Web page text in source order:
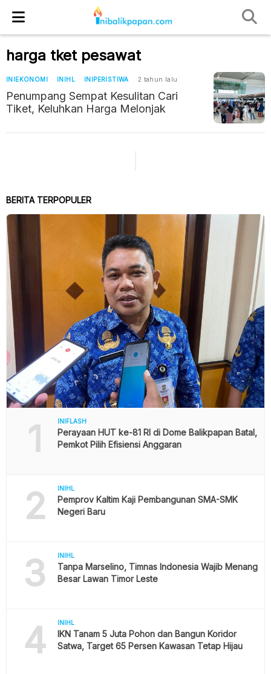
harga tket pesawat
INIEKONOMI INIHL INIPERISTIWA 2 tahun lalu
Penumpang Sempat Kesulitan Cari
Tiket, Keluhkan Harga Melonjak
BERITA TERPOPULER
1 INIFLASH
Perayaan HUT ke-81 RI di Dome Balikpapan Batal,
Pemkot Pilih Efisiensi Anggaran
2 INIHL
Pemprov Kaltim Kaji Pembangunan SMA-SMK
Negeri Baru
3 INIHL
Tanpa Marselino, Timnas Indonesia Wajib Menang
Besar Lawan Timor Leste
4 INIHL
IKN Tanam 5 Juta Pohon dan Bangun Koridor
Satwa, Target 65 Persen Kawasan Tetap Hijau